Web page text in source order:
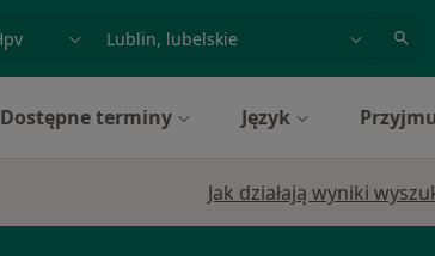
Dostępne terminy Język
Jak działają wyniki